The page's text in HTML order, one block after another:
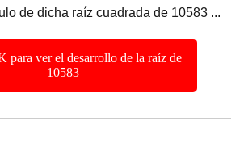
de dicha raíz cuadrada de 10583 ...
para ver el desarrollo de la raíz de
10583